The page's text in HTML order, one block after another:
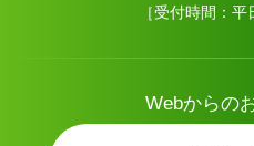
［受付時間：
Webからの